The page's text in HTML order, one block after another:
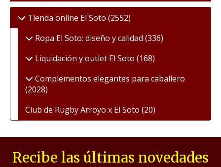
Tienda online El Soto (2552)
Ropa El Soto: diseño y calidad (336)
Liquidación y outlet El Soto (168)
Complementos elegantes para caballero
(2028)
Club de Rugby Arroyo x El Soto (20)
Recibe las últimas novedades